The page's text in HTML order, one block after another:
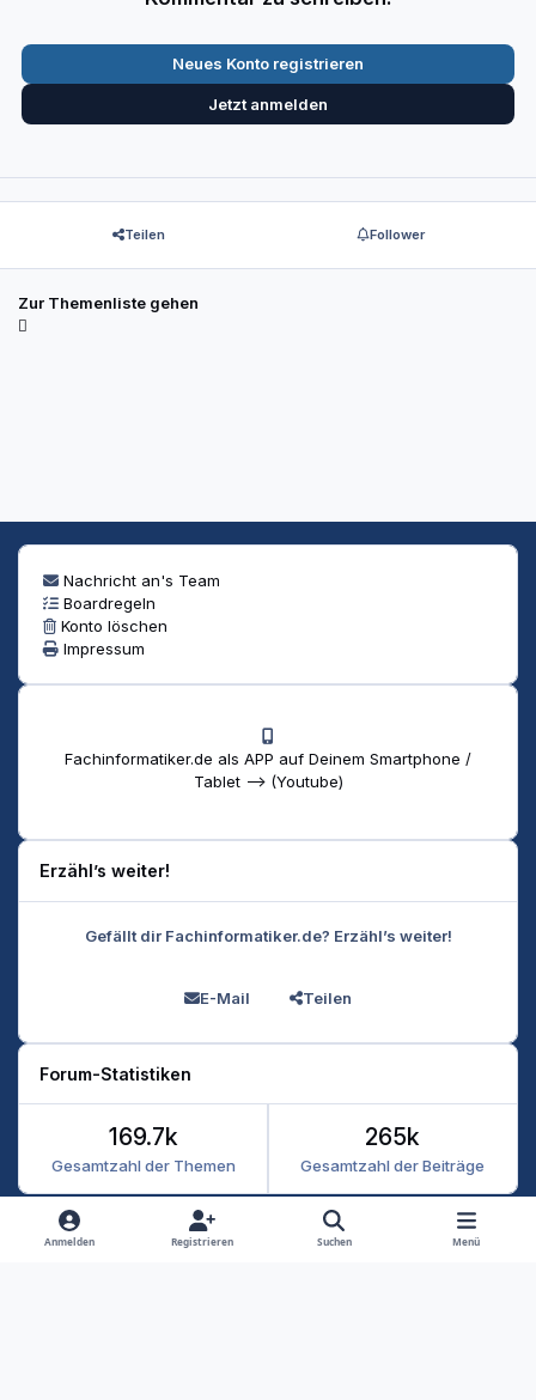
Neues Konto registrieren
Jetzt anmelden
Teilen Follower
Zur Themenliste gehen
Nachricht an's Team
Boardregeln
Konto löschen
Impressum
Fachinformatiker.de als APP auf Deinem Smartphone /
Tablet --> (Youtube)
Erzähl’s weiter!
Gefällt dir Fachinformatiker.de? Erzähl’s weiter!
E-Mail Teilen
Forum-Statistiken
Gesamtzahl der Themen
169.7k
Gesamtzahl der Beiträge
265k
Heller Modus
Dunkler Modus
Systemeinstellung
Anmelden Registrieren Suchen Menü